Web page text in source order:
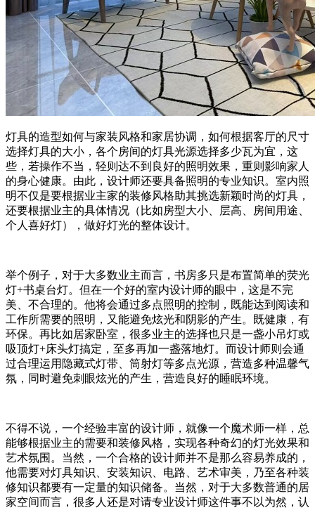
灯具的造型如何与家装风格和家居协调，如何根据客厅的尺寸
选择灯具的大小，各个房间的灯具光源选择多少瓦为宜，这
些，若操作不当，轻则达不到良好的照明效果，重则影响家人
的身心健康。由此，设计师还要具备照明的专业知识。室内照
明不仅是要根据业主家的装修风格助其挑选新颖时尚的灯具，
还要根据业主的具体情况（比如房型大小、层高、房间用途、
个人喜好灯），做好灯光的整体设计。
举个例子，对于大多数业主而言，书房多只是布置简单的荧光
灯+书桌台灯。但在一个好的室内设计师的眼中，这是不完
美、不合理的。他将会通过多点照明的控制，既能达到阅读和
工作所需要的照明，又能避免炫光和阴影的产生。既健康，有
环保。再比如居家卧室，很多业主的选择也只是一盏小吊灯或
吸顶灯+床头灯搞定，至多再加一盏落地灯。而设计师则会通
过合理运用隐藏式灯带、筒射灯等多点光源，营造多种温馨气
氛，同时避免刺眼炫光的产生，营造良好的睡眠环境。
不得不说，一个经验丰富的设计师，就像一个魔术师一样，总
能够根据业主的需要和装修风格，实现各种奇幻的灯光效果和
艺术氛围。当然，一个合格的设计师并不是那么容易养成的，
他需要对灯具知识、安装知识、电路、艺术审美，乃至各种装
修知识都要有一定量的知识储备。当然，对于大多数普通的居
家空间而言，很多人还是对请专业设计师这件事不以为然，认